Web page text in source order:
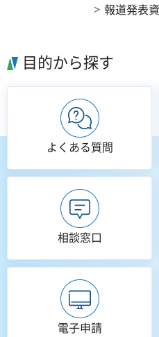
報道発表
目的から探す
よくある質問
相談窓口
電子申請